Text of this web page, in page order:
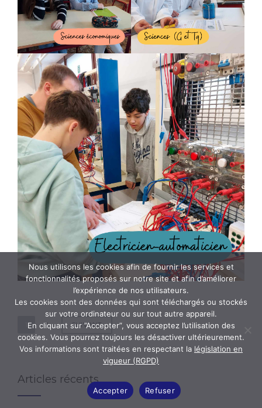
Posts
pagination
2 SUIVANT
Articles récents
Nous utilisons les cookies afin de fournir les services et
fonctionnalités proposés sur notre site et afin d’améliorer
l’expérience de nos utilisateurs.
Les cookies sont des données qui sont téléchargés ou stockés
sur votre ordinateur ou sur tout autre appareil.
En cliquant sur ”Accepter”, vous acceptez l’utilisation des
cookies. Vous pourrez toujours les désactiver ultérieurement.
Vos informations sont traitées en respectant la législation en
vigueur (RGPD)
Accepter Refuser